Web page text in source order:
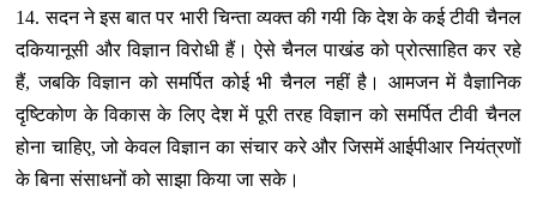
14. सदन ने इस बात पर भारी चिन्‍ता व्‍यक्‍त की गयी कि देश के कई टीवी चैनल
दकियानूसी और विज्ञान विरोधी हैं। ऐसे चैनल पाखंड को प्रोत्‍साहित कर रहे
हैं, जबकि विज्ञान को समर्पित कोई भी चैनल नहीं है। आमजन में वैज्ञानिक
दृष्टिकोण के विकास के लिए देश में पूरी तरह विज्ञान को समर्पित टीवी चैनल
होना चाहिए, जो केवल विज्ञान का संचार करे और जिसमें आईपीआर नियंत्रणों
के बिना संसाधनों को साझा किया जा सके।